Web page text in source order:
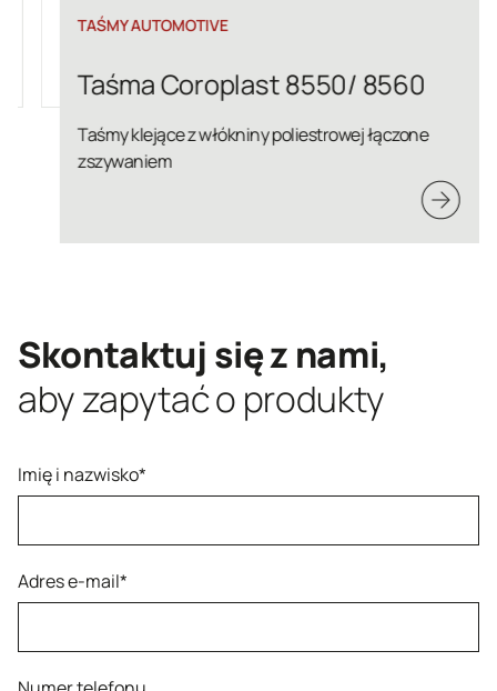
TAŚMY AUTOMOTIVE
Taśma Coroplast 8550/ 8560
Taśmy klejące z włókniny poliestrowej łączone
zszywaniem
Skontaktuj się z nami,
aby zapytać o produkty
Imię i nazwisko*
Adres e-mail*